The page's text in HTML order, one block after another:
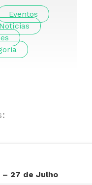
Eventos
Notícias
– 27 de Julho